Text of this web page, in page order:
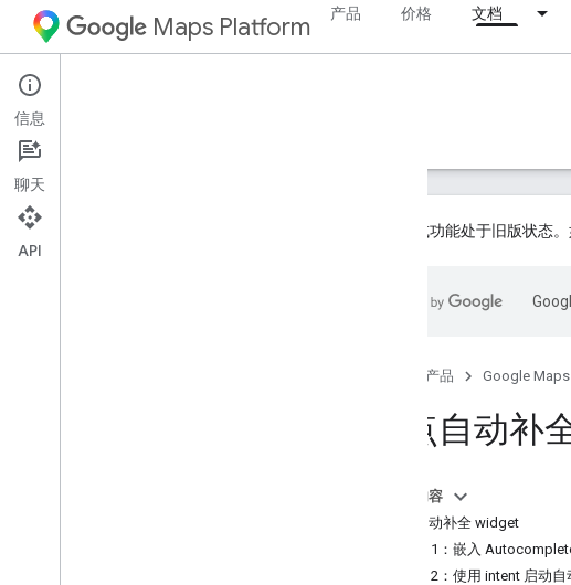
Maps Platform 产品 价格 文档
Android
指南
此产品或功能处于旧版状态
产品 Google
地点自动补
本页内容
添加自动补全 widget
方法 1：嵌入
方法 2：使用 intent 启动
信息
聊天
API